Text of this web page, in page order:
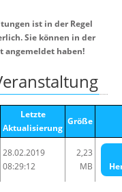
ist in der Regel
Sie können in der
angemeldet haben!
Letzte
Aktualisierung
Größe
28.02.2019
08:29:12
2,23
MB